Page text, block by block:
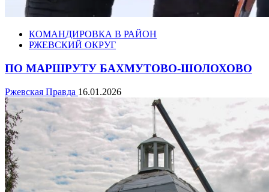
КОМАНДИРОВКА В РАЙОН
РЖЕВСКИЙ ОКРУГ
ПО МАРШРУТУ БАХМУТОВО-ШОЛОХОВО
Ржевская Правда 16.01.2026